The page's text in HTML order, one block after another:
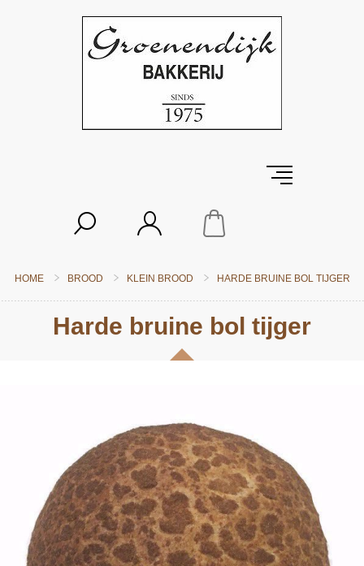
HOME BROOD KLEIN BROOD HARDE BRUINE BOL TIJGER
Harde bruine bol tijger